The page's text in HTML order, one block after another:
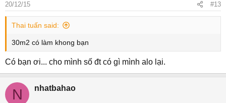
20/12/15 #13
Thai tuấn said:
30m2 có làm khong bạn
Có bạn ơi... cho mình số đt có gì mình alo lại.
N nhatbahao